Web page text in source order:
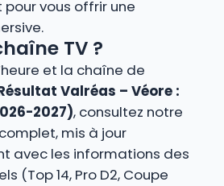
vous offrir une
TV ?
et la chaîne de
Valréas – Véore :
2027), consultez notre
mis à jour
avec les informations des
(Top 14, Pro D2, Coupe